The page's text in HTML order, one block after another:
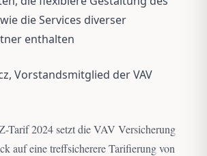
die Services diverser
enthalten
Vorstandsmitglied der VAV
Tarif 2024 setzt die VAV Versicherung
auf eine treffsicherere Tarifierung von